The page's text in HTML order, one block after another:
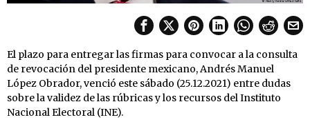
El plazo para entregar las firmas para convocar a la consulta
de revocación del presidente mexicano, Andrés Manuel
López Obrador, venció este sábado (25.12.2021) entre dudas
sobre la validez de las rúbricas y los recursos del Instituto
Nacional Electoral (INE).